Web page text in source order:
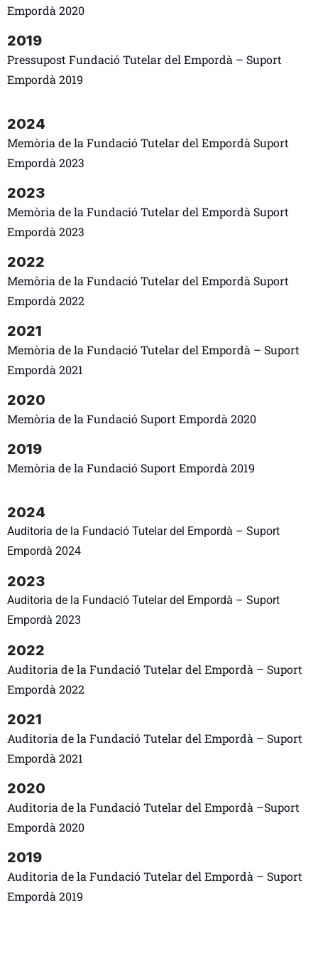
Empordà 2020
2019
Pressupost Fundació Tutelar del Empordà – Suport
Empordà 2019
2024
Memòria de la FundacióTutelar del Empordà Suport
Empordà 2023
2023
Memòria de la FundacióTutelar del Empordà Suport
Empordà 2023
2022
Memòria de la FundacióTutelar del Empordà Suport
Empordà 2022
2021
Memòria de la FundacióTutelar del Empordà – Suport
Empordà 2021
2020
Memòria de la Fundació Suport Empordà 2020
2019
Memòria de la Fundació Suport Empordà 2019
2024
Auditoria de la Fundació Tutelar del Empordà – Suport
Empordà 2024
2023
Auditoria de la Fundació Tutelar del Empordà – Suport
Empordà 2023
2022
Auditoria de la FundacióTutelar del Empordà – Suport
Empordà 2022
2021
Auditoria de la FundacióTutelar del Empordà – Suport
Empordà 2021
2020
Auditoria de la FundacióTutelar del Empordà –Suport
Empordà 2020
2019
Auditoria de la FundacióTutelar del Empordà – Suport
Empordà 2019